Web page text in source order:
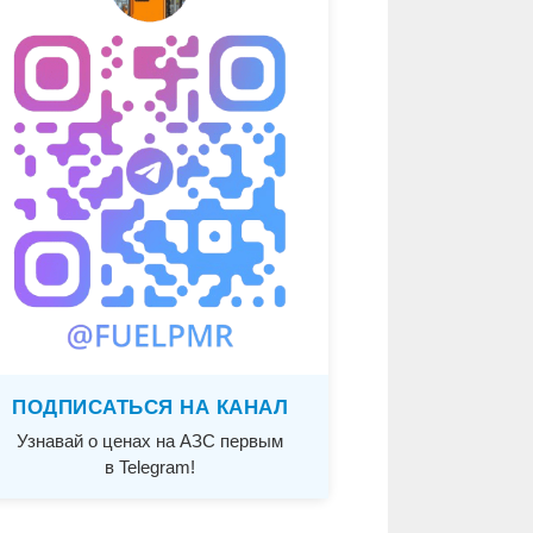
ПОДПИСАТЬСЯ НА КАНАЛ
Узнавай о ценах на АЗС первым
в Telegram!